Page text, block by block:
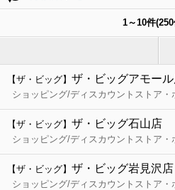
1～10件(250
【ザ・ビッグ】 ザ・ビッグアモー
ショッピング/ディスカウントストア・
【ザ・ビッグ】 ザ・ビッグ石山店
ショッピング/ディスカウントストア・
【ザ・ビッグ】 ザ・ビッグ岩見沢店
ショッピング/ディスカウントストア・